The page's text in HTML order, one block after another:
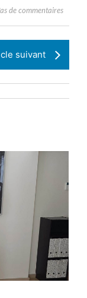
de commentaires
suivant